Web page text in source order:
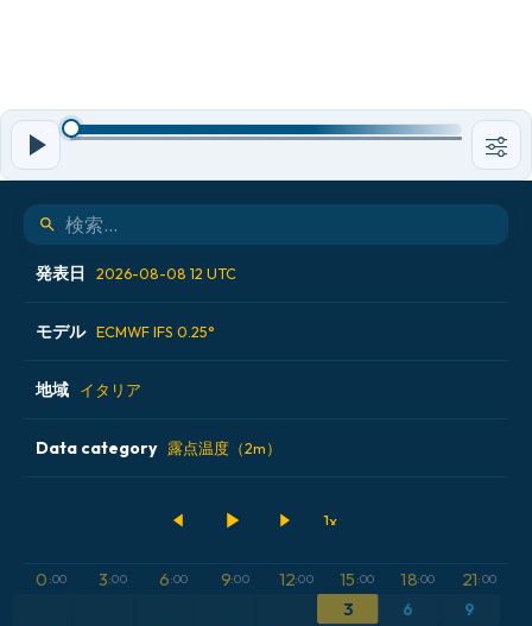
発表日 2026-08-08 12 UTC
2026-08-07 00 UTC
2026-08-07 12 UTC
2026-08-08 00 UTC
モデル ECMWF IFS 0.25°
ALADIN CZ 2.3 km
ECMWF AIFS [AI]
地域 イタリア
アイスランド
Data category 露点温度（2m）
0 :00 3:00 6:00 9:00 12:00 15 :00 18:00 21:00
3 6 9